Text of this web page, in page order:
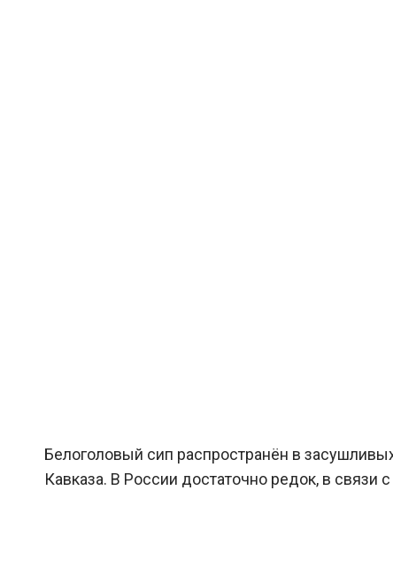
Белоголовый сип распространён в
Кавказа. В России достаточно редок, в связи